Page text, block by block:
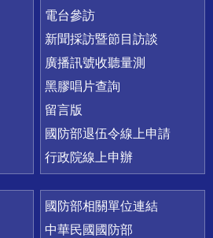
電台參訪
新聞採訪暨節目訪談
廣播訊號收聽量測
黑膠唱片查詢
留言版
國防部退伍令線上申請
行政院線上申辦
國防部相關單位連結
中華民國國防部